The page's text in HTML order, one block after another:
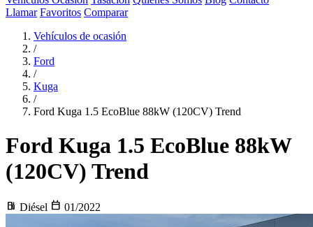
Llamar Favoritos Comparar
Vehículos de ocasión
/
Ford
/
Kuga
/
Ford Kuga 1.5 EcoBlue 88kW (120CV) Trend
Ford Kuga 1.5 EcoBlue 88kW
(120CV) Trend
local_gas_station Diésel calendar_today 01/2022